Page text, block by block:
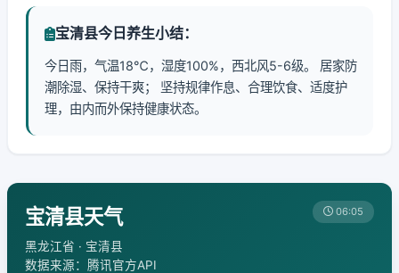
宝清县今日养生小结：
今日雨，气温18℃，湿度100%，西北风5-6级。 居家防
潮除湿、保持干爽； 坚持规律作息、合理饮食、适度护
理，由内而外保持健康状态。
宝清县天气
黑龙江省 · 宝清县
数据来源：腾讯官方API
06:05